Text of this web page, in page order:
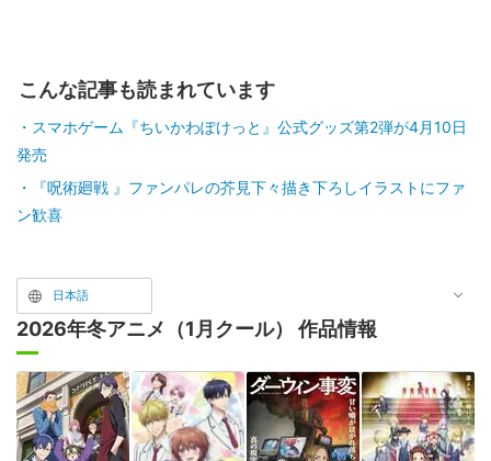
こんな記事も読まれています
スマホゲーム『ちいかわぽけっと』公式グッズ第2弾が4月10日
発売
『呪術廻戦 』ファンパレの芥見下々描き下ろしイラストにファ
ン歓喜
日本語
2026年冬アニメ（1月クール） 作品情報